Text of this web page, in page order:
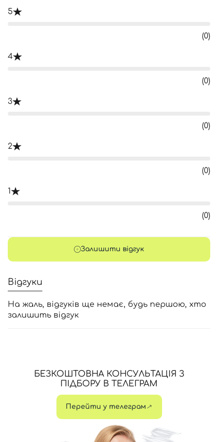
5
(0)
4
(0)
3
(0)
2
(0)
1
(0)
Залишити відгук
Відгуки
На жаль, відгуків ще немає, будь першою, хто
залишить відгук
БЕЗКОШТОВНА КОНСУЛЬТАЦІЯ З
ПІДБОРУ В ТЕЛЕГРАМ
Перейти у телеграм